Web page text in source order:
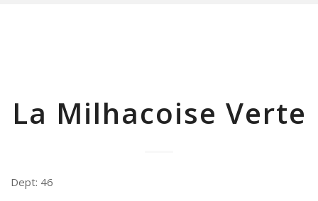
La Milhacoise Verte
Dept: 46